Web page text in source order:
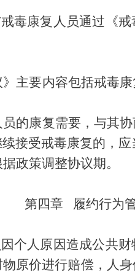
毒康复人员通过《
》主要内容包括戒毒
员的康复需要，与其
接受戒毒康复的，应
政策调整协议期。
第四章 履约行为
个人原因造成公共
原价进行赔偿，人